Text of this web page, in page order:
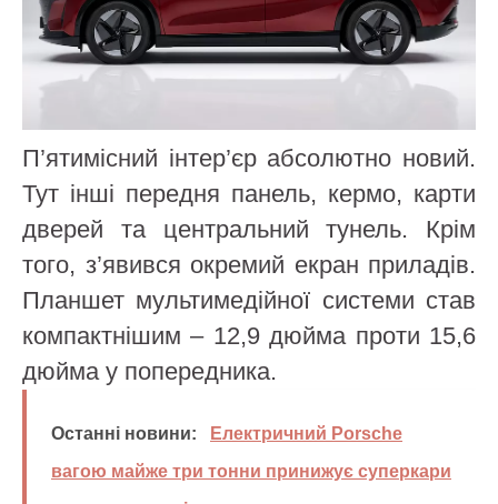
П’ятимісний інтер’єр абсолютно новий.
Тут інші передня панель, кермо, карти
дверей та центральний тунель. Крім
того, з’явився окремий екран приладів.
Планшет мультимедійної системи став
компактнішим – 12,9 дюйма проти 15,6
дюйма у попередника.
Останні новини:
Електричний Porsche
вагою майже три тонни принижує суперкари